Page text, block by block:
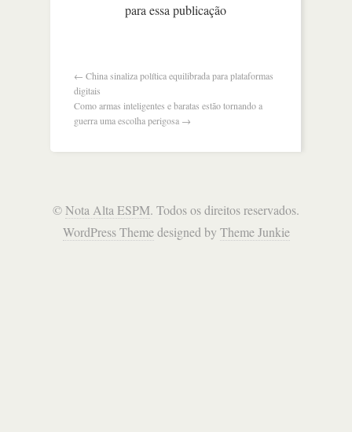
para essa publicação
← China sinaliza política equilibrada para plataformas
digitais
Como armas inteligentes e baratas estão tornando a
guerra uma escolha perigosa →
©Nota Alta ESPM. Todos os direitos reservados.
WordPress Themedesigned by Theme Junkie